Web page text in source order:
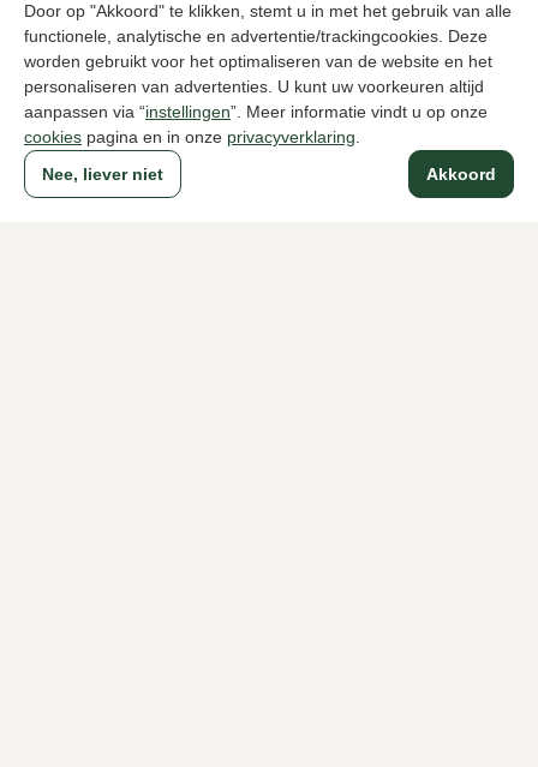
Door op "Akkoord" te klikken, stemt u in met het gebruik van alle
functionele, analytische en advertentie/trackingcookies. Deze
worden gebruikt voor het optimaliseren van de website en het
personaliseren van advertenties. U kunt uw voorkeuren altijd
aanpassen via “instellingen”. Meer informatie vindt u op onze
cookies pagina en in onze privacyverklaring
Akkoord
Nee, liever niet
Olukai
Cognac slippers heren
129,9578,00 3 kleuren
Sandals
Zwarte
129,95